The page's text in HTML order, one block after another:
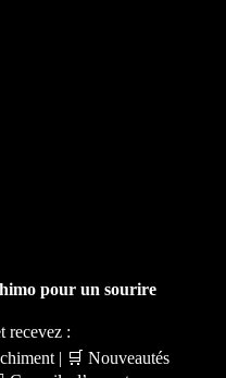
pour un sourire
recevez :
| 🛒 Nouveautés